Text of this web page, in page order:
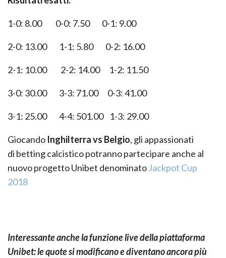
1-0: 8.00 0-0: 7.500-1: 9.00
2-0: 13.00 1-1: 5.800-2: 16.00
2-1: 10.00 2-2: 14.00 1-2: 11.50
3-0: 30.00 3-3: 71.00 0-3:41.00
3-1: 25.00 4-4: 501.00 1-3: 29.00
Giocando Inghilterravs Belgio, gli appassionati
di bettingcalcistico potranno partecipare anche al
nuovo progettoUnibet denominatoJackpot Cup
2018
Interessante anche la funzione live della piattaforma
Unibet: le quote si modificano e diventano ancora più